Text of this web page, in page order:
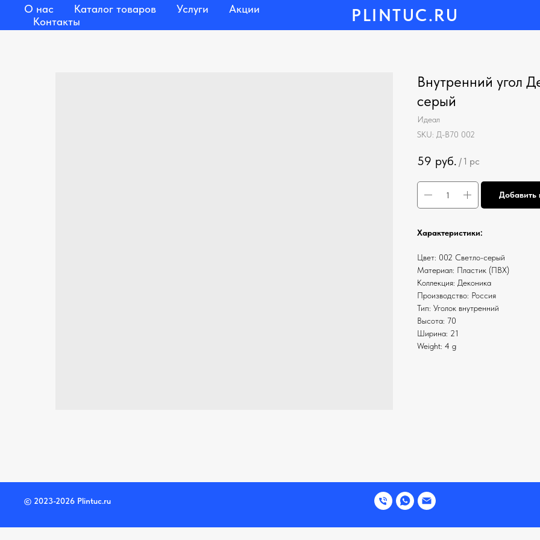
PLINTUC.RU
О нас Каталог товаров Услуги
Акции
Контакты
Внутренний угол
серый
Идеал
SKU: Д-В70 002
59 руб. / 1 pc
Добавить
Характеристики:
Цвет: 002 Светло-серый
Материал: Пластик (ПВХ)
Коллекция: Деконика
Производство: Россия
Тип: Уголок внутренний
Высота: 70
Ширина: 21
Weight: 4 g
© 2023-2026 Plintuc.ru